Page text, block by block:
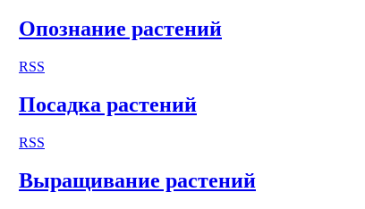
Опознание растений
RSS
Посадка растений
RSS
Выращивание растений